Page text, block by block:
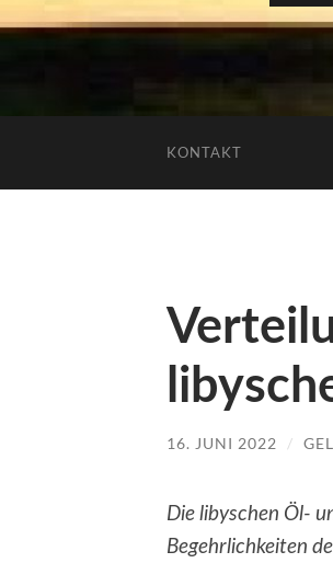
KONTAKT
16. JUNI 2022 /
Die libyschen Öl-
Begehrlichkeiten